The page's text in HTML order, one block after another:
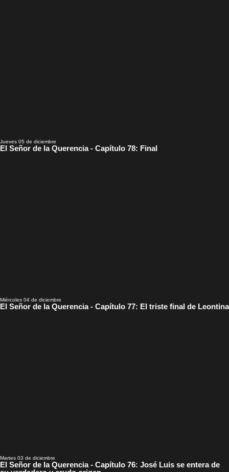
Jueves 05 de diciembre
El Señor de la Querencia - Capítulo 78: Final
Miércoles 04 de diciembre
El Señor de la Querencia - Capítulo 77: El triste final de Leontina
Martes 03 de diciembre
El Señor de la Querencia - Capítulo 76: José Luis se entera de